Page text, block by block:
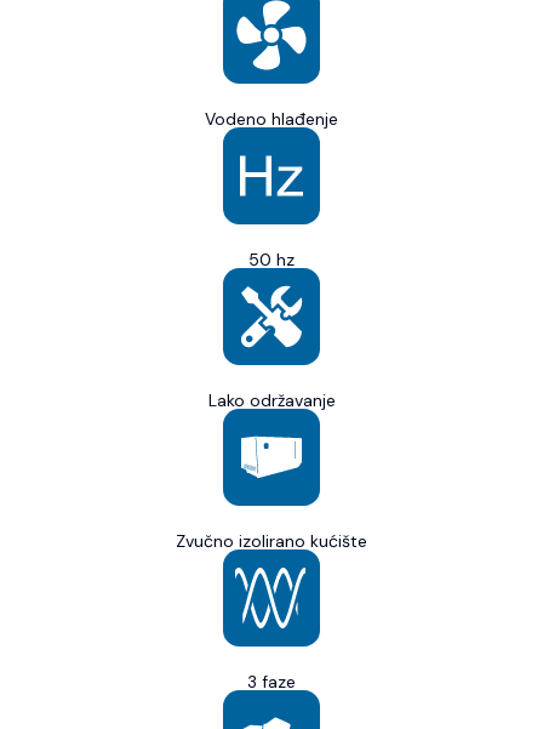
Vodeno hlađenje
50 hz
Lako održavanje
Zvučno izolirano kućište
3 faze